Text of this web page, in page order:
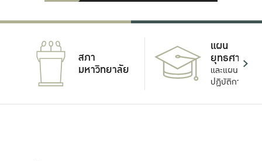
สภา
มหาวิทยาลัย
แผน
ยุทธศาสตร์
และแผน
ปฏิบัติการ